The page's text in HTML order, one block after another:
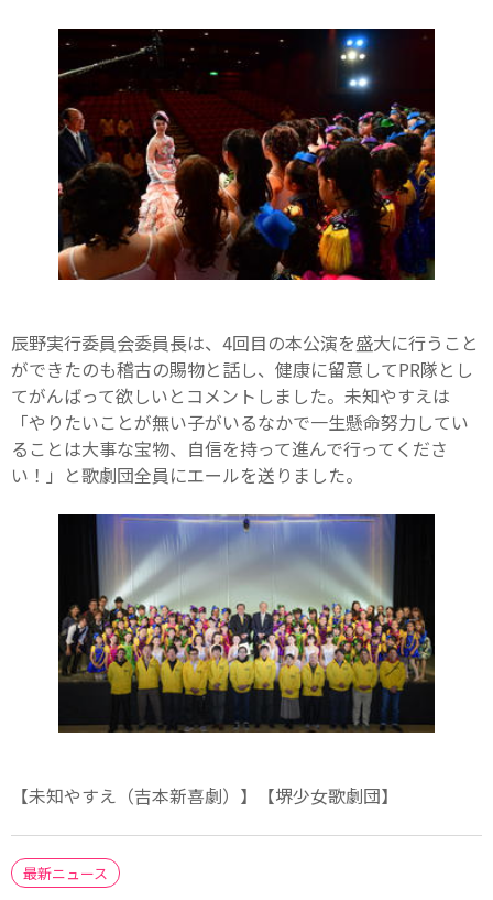
辰野実行委員会委員長は、4回目の本公演を盛大に行うこと
ができたのも稽古の賜物と話し、健康に留意してPR隊とし
てがんばって欲しいとコメントしました。未知やすえは
「やりたいことが無い子がいるなかで一生懸命努力してい
ることは大事な宝物、自信を持って進んで行ってくださ
い！」と歌劇団全員にエールを送りました。
【未知やすえ（吉本新喜劇）】【堺少女歌劇団】
最新ニュース